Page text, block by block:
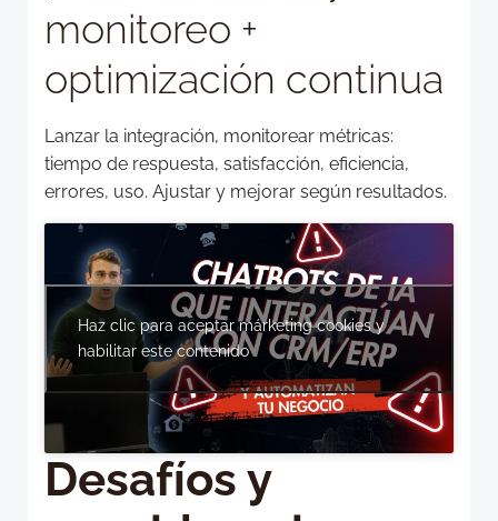
monitoreo +
optimización continua
Lanzar la integración, monitorear métricas:
tiempo de respuesta, satisfacción, eficiencia,
errores, uso. Ajustar y mejorar según resultados.
Haz clic para aceptar márketing cookies y
habilitar este contenido
Desafíos y